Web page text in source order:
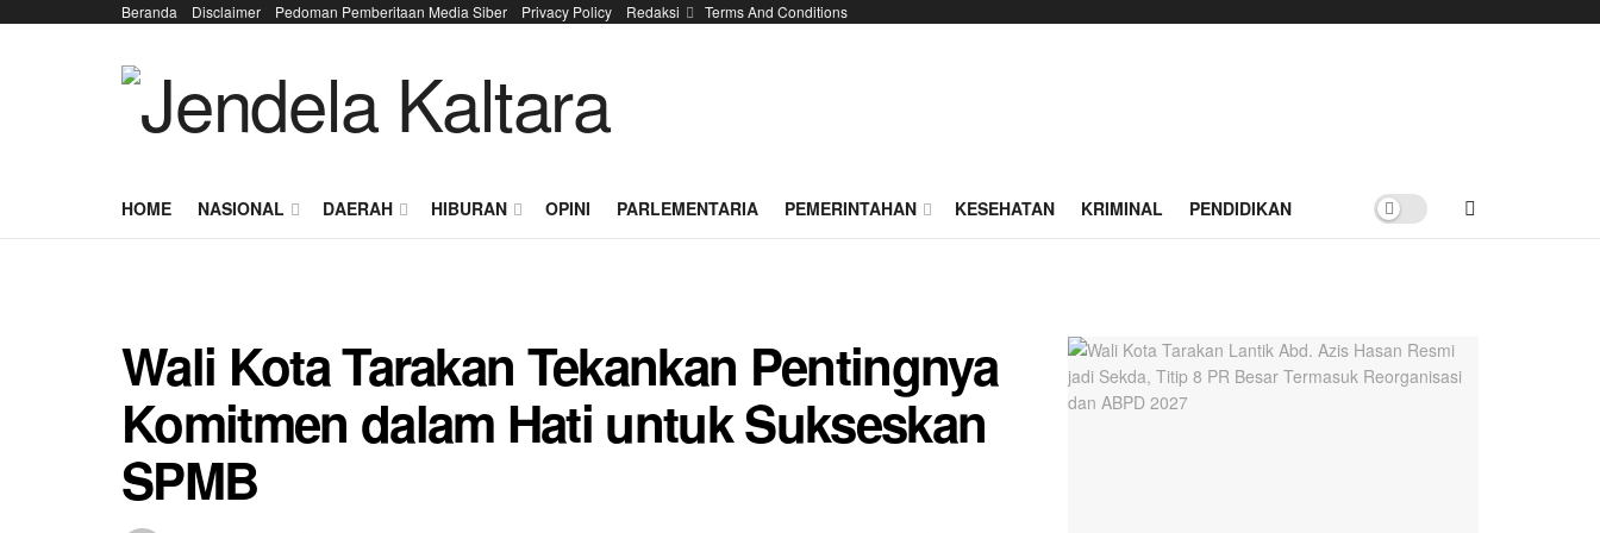
Beranda Disclaimer Pedoman Pemberitaan Media Siber Privacy Policy Redaksi Terms And Conditions
HOME NASIONAL DAERAH HIBURAN OPINI PARLEMENTARIA PEMERINTAHAN KESEHATAN KRIMINAL PENDIDIKAN
Wali Kota Tarakan Tekankan Pentingnya
Komitmen dalam Hati untuk Sukseskan
SPMB